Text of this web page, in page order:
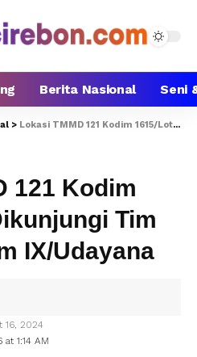
Berita Nasional Seni
> Lokasi TMMD 121 Kodim 1615/Lotim Dikunjungi Tim Wasev Kodam IX/Udayana
121 Kodim
Tim
IX/Udayana
1:14 AM
16, 2024